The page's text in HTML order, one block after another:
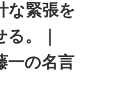
な緊張を
。｜
一の名言